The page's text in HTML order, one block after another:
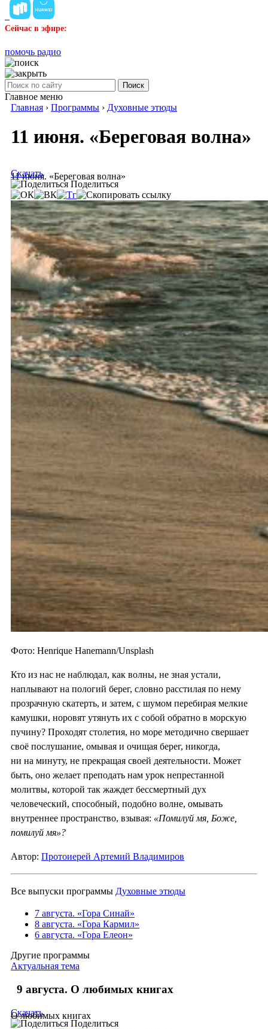
Сейчас в эфире:
помочь радио
Поиск
Главное меню
Главная › Программы › Духовные этюды
11 июня. «Береговая волна»
11 июня. «Береговая волна»
Скачать
Поделиться
Фото: Henrique Hanemann/Unsplash
Кто из нас не наблюдал, как волны, не зная устали,
наплывают на пологий берег, словно расстилая по нему
прозрачную скатерть, и затем, с шумом перебирая мелкие
камушки, норовят утянуть их с собой обратно в морскую
пучину? Проходят столетия, но море методично свершает
своё послушание, омывая и очищая берег, никогда,
ни на минуту, не прекращая своей деятельности. Может
быть, оно желает преподать нам урок непрестанной
молитвы, которой так жаждет бессмертный дух
человеческий, способный, подобно волне, омывать
внутреннее пространство, взывая: «Помилуй мя, Боже,
помилуй мя»?
Автор: Протоиерей Артемий Владимиров
Все выпуски программы Духовные этюды
7 августа. «Гора Синай»
8 августа. «Гора Кармил»
6 августа. «Гора Елеон»
Другие программы
Актуальная тема
9 августа. О любимых книгах
О любимых книгах
Скачать
Поделиться